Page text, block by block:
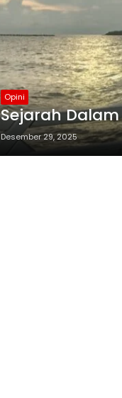
Opini
Sejarah
Desember 29, 2025